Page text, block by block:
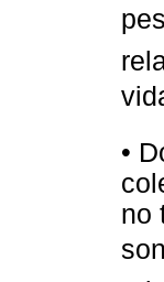
•
no